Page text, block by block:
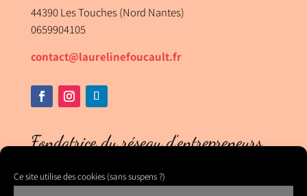
Ce site utilise des cookies (sans suspens ?)
44390 Les Touches (Nord Nantes)
0659904105
contact@laurelinefoucault.fr
Fondatrice du réseau d’entrepreneurs